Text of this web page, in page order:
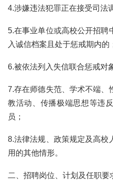
4.涉嫌违法犯罪正在接受司法
5.在事业单位或高校公开招聘
入诚信档案且处于惩戒期内的
6.被依法列入失信联合惩戒对
7.存在师德失范、学术不端、
教活动、传播极端思想等违
员；
8.法律法规、政策规定及高校
用的其他情形。
二、招聘岗位、计划及任职要